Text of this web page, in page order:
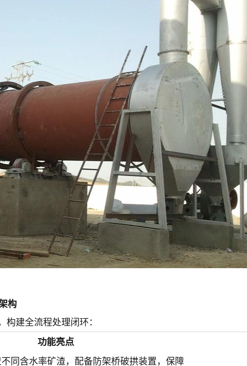
构
建全流程处理闭环：
功能亮点
同含水率矿渣，配备防架桥破拱装置，保障